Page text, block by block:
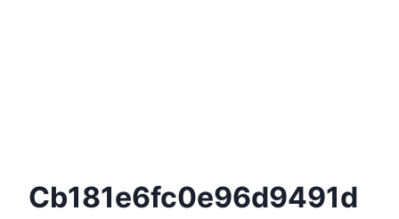
Cb181e6fc0e96d9491d